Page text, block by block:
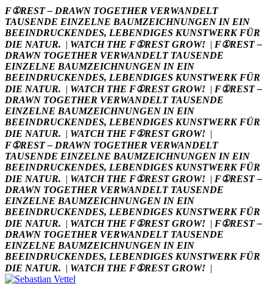
Zum
Inhalt
springen
F①REST – DRAWN TOGETHER VERWANDELT
TAUSENDE EINZELNE BAUMZEICHNUNGEN IN EIN
BEEINDRUCKENDES, LEBENDIGES KUNSTWERK FÜR
DIE NATUR. | WATCH THE F①REST GROW! | F①REST –
DRAWN TOGETHER VERWANDELT TAUSENDE
EINZELNE BAUMZEICHNUNGEN IN EIN
BEEINDRUCKENDES, LEBENDIGES KUNSTWERK FÜR
DIE NATUR. | WATCH THE F①REST GROW! | F①REST –
DRAWN TOGETHER VERWANDELT TAUSENDE
EINZELNE BAUMZEICHNUNGEN IN EIN
BEEINDRUCKENDES, LEBENDIGES KUNSTWERK FÜR
DIE NATUR. | WATCH THE F①REST GROW! |
F①REST – DRAWN TOGETHER VERWANDELT
TAUSENDE EINZELNE BAUMZEICHNUNGEN IN EIN
BEEINDRUCKENDES, LEBENDIGES KUNSTWERK FÜR
DIE NATUR. | WATCH THE F①REST GROW! | F①REST –
DRAWN TOGETHER VERWANDELT TAUSENDE
EINZELNE BAUMZEICHNUNGEN IN EIN
BEEINDRUCKENDES, LEBENDIGES KUNSTWERK FÜR
DIE NATUR. | WATCH THE F①REST GROW! | F①REST –
DRAWN TOGETHER VERWANDELT TAUSENDE
EINZELNE BAUMZEICHNUNGEN IN EIN
BEEINDRUCKENDES, LEBENDIGES KUNSTWERK FÜR
DIE NATUR. | WATCH THE F①REST GROW! |